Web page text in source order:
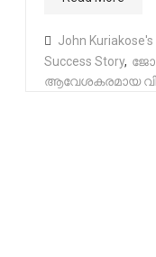
John
Success Story,
ആവേശകരമായ